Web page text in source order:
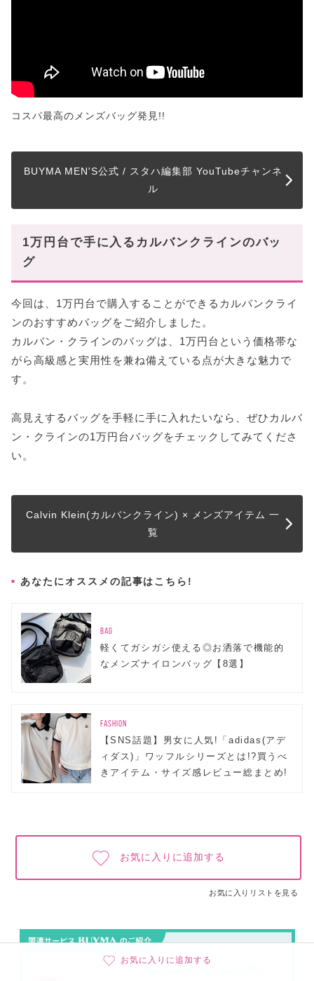
コスパ最高のメンズバッグ発見!!
BUYMA MEN'S公式 / スタハ編集部 YouTubeチャンネ
ル
1万円台で手に入るカルバンクラインのバッ
グ
今回は、1万円台で購入することができるカルバンクライ
ンのおすすめバッグをご紹介しました。
カルバン・クラインのバッグは、1万円台という価格帯な
がら高級感と実用性を兼ね備えている点が大きな魅力で
す。
高見えするバッグを手軽に手に入れたいなら、ぜひカルバ
ン・クラインの1万円台バッグをチェックしてみてくださ
い。
Calvin Klein(カルバンクライン) × メンズアイテム 一
覧
あなたにオススメの記事はこちら!
BAG
軽くてガシガシ使える◎お洒落で機能的
なメンズナイロンバッグ【8選】
FASHION
【SNS話題】男女に人気!「adidas(アデ
ィダス)」ワッフルシリーズとは!?買うべ
きアイテム・サイズ感レビュー総まとめ!
お気に入りに追加する
お気に入りリストを見る
お気に入りに追加する